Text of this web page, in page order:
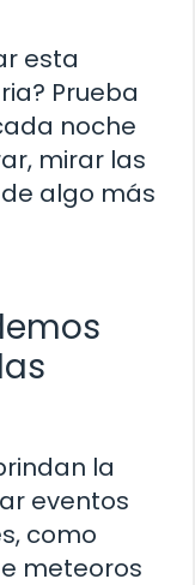
esta
Prueba
noche
mirar las
algo más
la
eventos
como
meteoros